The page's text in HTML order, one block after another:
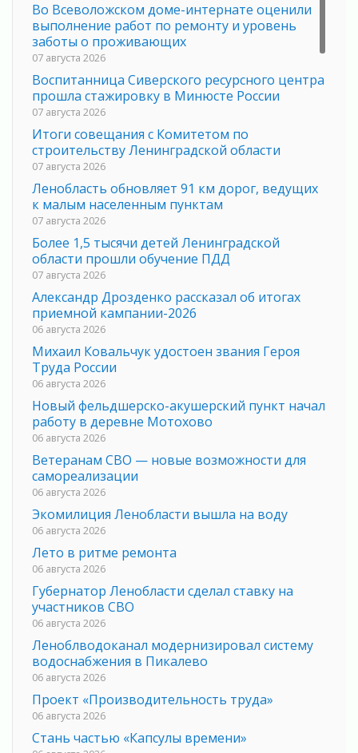
Во Всеволожском доме-интернате оценили
выполнение работ по ремонту и уровень
заботы о проживающих
07 августа 2026
Воспитанница Сиверского ресурсного центра
прошла стажировку в Минюсте России
07 августа 2026
Итоги совещания с Комитетом по
строительству Ленинградской области
07 августа 2026
Ленобласть обновляет 91 км дорог, ведущих
к малым населенным пунктам
07 августа 2026
Более 1,5 тысячи детей Ленинградской
области прошли обучение ПДД
07 августа 2026
Александр Дрозденко рассказал об итогах
приемной кампании-2026
06 августа 2026
Михаил Ковальчук удостоен звания Героя
Труда России
06 августа 2026
Новый фельдшерско-акушерский пункт начал
работу в деревне Мотохово
06 августа 2026
Ветеранам СВО — новые возможности для
самореализации
06 августа 2026
Экомилиция Ленобласти вышла на воду
06 августа 2026
Лето в ритме ремонта
06 августа 2026
Губернатор Ленобласти сделал ставку на
участников СВО
06 августа 2026
Леноблводоканал модернизировал систему
водоснабжения в Пикалево
06 августа 2026
Проект «Производительность труда»
06 августа 2026
Стань частью «Капсулы времени»